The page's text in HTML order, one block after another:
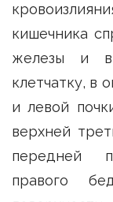
кишечника
железы и
клетчатку, в
и левой
верхней
передней
правого